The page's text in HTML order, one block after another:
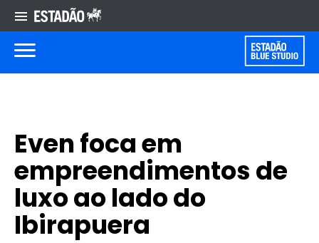
Even foca em
empreendimentos de
luxo ao lado do
Ibirapuera